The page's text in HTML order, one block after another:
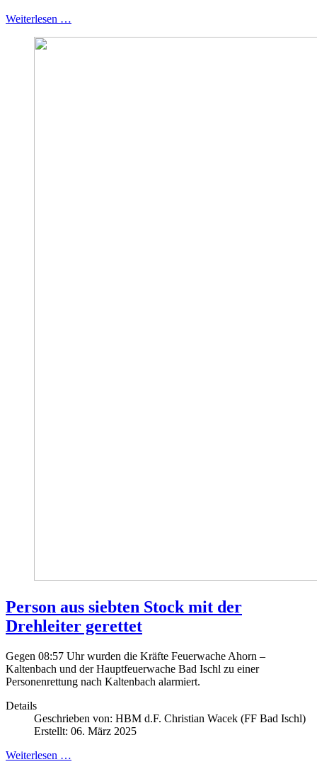
Weiterlesen …
Person aus siebten Stock mit der
Drehleiter gerettet
Gegen 08:57 Uhr wurden die Kräfte Feuerwache Ahorn –
Kaltenbach und der Hauptfeuerwache Bad Ischl zu einer
Personenrettung nach Kaltenbach alarmiert.
Details
Geschrieben von: HBM d.F. Christian Wacek (FF Bad Ischl)
Erstellt: 06. März 2025
Weiterlesen …